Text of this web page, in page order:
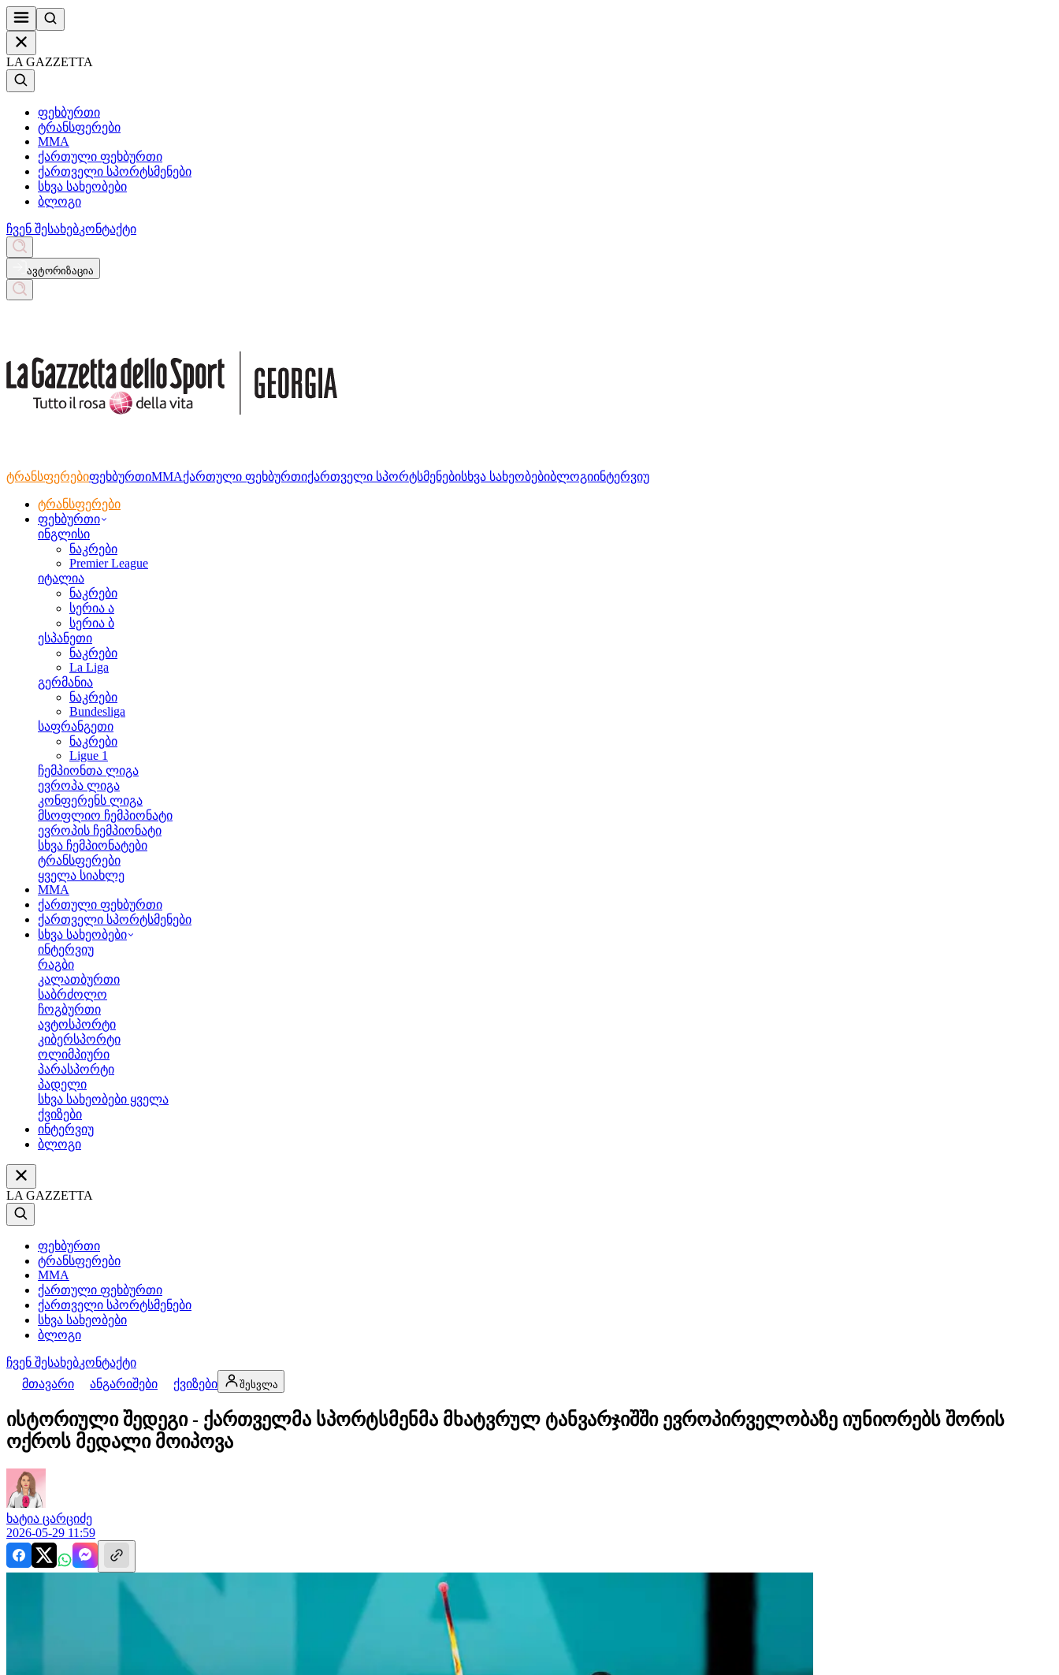
LA GAZZETTA
ფეხბურთი
ტრანსფერები
MMA
ქართული ფეხბურთი
ქართველი სპორტსმენები
სხვა სახეობები
ბლოგი
ჩვენ შესახებკონტაქტი
ავტორიზაცია
ტრანსფერებიფეხბურთიMMAქართული ფეხბურთიქართველი სპორტსმენებისხვა სახეობებიბლოგიინტერვიუ
ტრანსფერები
ფეხბურთი
ინგლისი
ნაკრები
Premier League
იტალია
ნაკრები
სერია ა
სერია ბ
ესპანეთი
ნაკრები
La Liga
გერმანია
ნაკრები
Bundesliga
საფრანგეთი
ნაკრები
Ligue 1
ჩემპიონთა ლიგა
ევროპა ლიგა
კონფერენს ლიგა
მსოფლიო ჩემპიონატი
ევროპის ჩემპიონატი
სხვა ჩემპიონატები
ტრანსფერები
ყველა სიახლე
MMA
ქართული ფეხბურთი
ქართველი სპორტსმენები
სხვა სახეობები
ინტერვიუ
რაგბი
კალათბურთი
საბრძოლო
ჩოგბურთი
ავტოსპორტი
კიბერსპორტი
ოლიმპიური
პარასპორტი
პადელი
სხვა სახეობები ყველა
ქვიზები
ინტერვიუ
ბლოგი
LA GAZZETTA
ფეხბურთი
ტრანსფერები
MMA
ქართული ფეხბურთი
ქართველი სპორტსმენები
სხვა სახეობები
ბლოგი
ჩვენ შესახებკონტაქტი
მთავარი
ანგარიშები ქვიზები შესვლა
ისტორიული შედეგი - ქართველმა სპორტსმენმა მხატვრულ ტანვარჯიშში ევროპირველობაზე იუნიორებს შორის
ოქროს მედალი მოიპოვა
ხატია ცარციძე
2026-05-29 11:59